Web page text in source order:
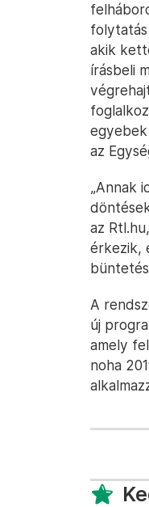
akik
írásbeli
az
„Annak
az
érkezik,
A
új
amely
noha